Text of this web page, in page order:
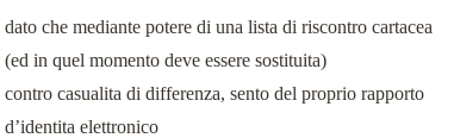
dato che mediante potere di una lista di riscontro cartacea
(ed in quel momento deve essere sostituita)
contro casualita di differenza, sento del proprio rapporto
d’identita elettronico